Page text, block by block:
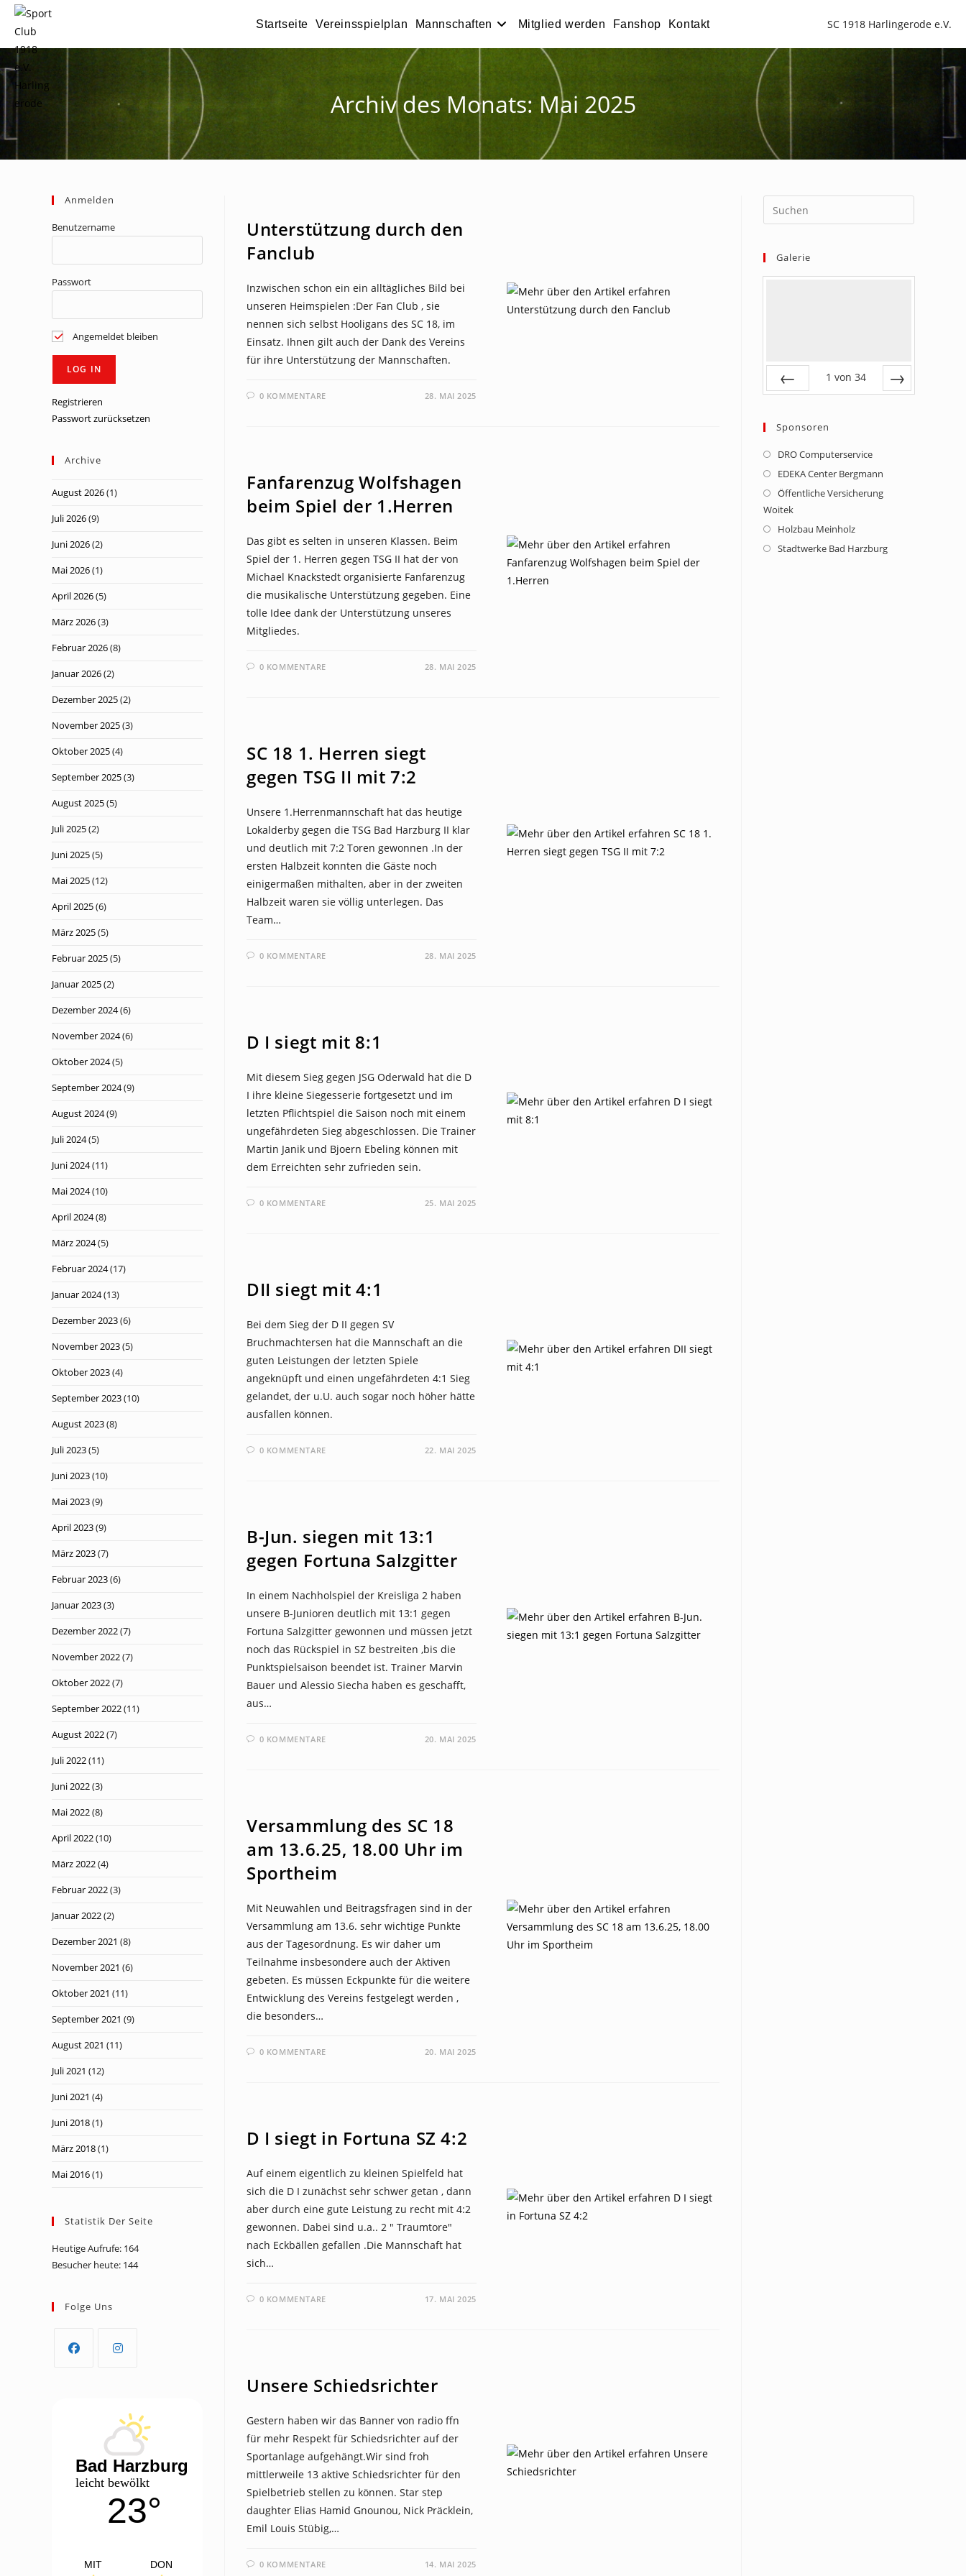
Zum
Inhalt
springen
SC 1918 Harlingerode e.V.
Startseite Vereinsspielplan Mannschaften Mitglied werden Fanshop Kontakt
Archiv des Monats: Mai 2025
Unterstützung durch den
Fanclub
Inzwischen schon ein ein alltägliches Bild bei
unseren Heimspielen :Der Fan Club , sie
nennen sich selbst Hooligans des SC 18, im
Einsatz. Ihnen gilt auch der Dank des Vereins
für ihre Unterstützung der Mannschaften.
0 KOMMENTARE 28. MAI 2025
Fanfarenzug Wolfshagen
beim Spiel der 1.Herren
Das gibt es selten in unseren Klassen. Beim
Spiel der 1. Herren gegen TSG II hat der von
Michael Knackstedt organisierte Fanfarenzug
die musikalische Unterstützung gegeben. Eine
tolle Idee dank der Unterstützung unseres
Mitgliedes.
0 KOMMENTARE 28. MAI 2025
SC 18 1. Herren siegt
gegen TSG II mit 7:2
Unsere 1.Herrenmannschaft hat das heutige
Lokalderby gegen die TSG Bad Harzburg II klar
und deutlich mit 7:2 Toren gewonnen .In der
ersten Halbzeit konnten die Gäste noch
einigermaßen mithalten, aber in der zweiten
Halbzeit waren sie völlig unterlegen. Das
Team…
0 KOMMENTARE 28. MAI 2025
D I siegt mit 8:1
Mit diesem Sieg gegen JSG Oderwald hat die D
I ihre kleine Siegesserie fortgesetzt und im
letzten Pflichtspiel die Saison noch mit einem
ungefährdeten Sieg abgeschlossen. Die Trainer
Martin Janik und Bjoern Ebeling können mit
dem Erreichten sehr zufrieden sein.
0 KOMMENTARE 25. MAI 2025
DII siegt mit 4:1
Bei dem Sieg der D II gegen SV
Bruchmachtersen hat die Mannschaft an die
guten Leistungen der letzten Spiele
angeknüpft und einen ungefährdeten 4:1 Sieg
gelandet, der u.U. auch sogar noch höher hätte
ausfallen können.
0 KOMMENTARE 22. MAI 2025
B-Jun. siegen mit 13:1
gegen Fortuna Salzgitter
In einem Nachholspiel der Kreisliga 2 haben
unsere B-Junioren deutlich mit 13:1 gegen
Fortuna Salzgitter gewonnen und müssen jetzt
noch das Rückspiel in SZ bestreiten ,bis die
Punktspielsaison beendet ist. Trainer Marvin
Bauer und Alessio Siecha haben es geschafft,
aus…
0 KOMMENTARE 20. MAI 2025
Versammlung des SC 18
am 13.6.25, 18.00 Uhr im
Sportheim
Mit Neuwahlen und Beitragsfragen sind in der
Versammlung am 13.6. sehr wichtige Punkte
aus der Tagesordnung. Es wir daher um
Teilnahme insbesondere auch der Aktiven
gebeten. Es müssen Eckpunkte für die weitere
Entwicklung des Vereins festgelegt werden ,
die besonders…
0 KOMMENTARE 20. MAI 2025
D I siegt in Fortuna SZ 4:2
Auf einem eigentlich zu kleinen Spielfeld hat
sich die D I zunächst sehr schwer getan , dann
aber durch eine gute Leistung zu recht mit 4:2
gewonnen. Dabei sind u.a.. 2 " Traumtore"
nach Eckbällen gefallen .Die Mannschaft hat
sich…
0 KOMMENTARE 17. MAI 2025
Unsere Schiedsrichter
Gestern haben wir das Banner von radio ffn
für mehr Respekt für Schiedsrichter auf der
Sportanlage aufgehängt.Wir sind froh
mittlerweile 13 aktive Schiedsrichter für den
Spielbetrieb stellen zu können. Star step
daughter Elias Hamid Gnounou, Nick Präcklein,
Emil Louis Stübig,…
0 KOMMENTARE 14. MAI 2025
Anmelden
Benutzername
Passwort
Angemeldet bleiben
Registrieren
Passwort zurücksetzen
Archive
August 2026(1)
Juli 2026(9)
Juni 2026(2)
Mai 2026(1)
April 2026(5)
März 2026(3)
Februar 2026(8)
Januar 2026(2)
Dezember 2025(2)
November 2025(3)
Oktober 2025(4)
September 2025(3)
August 2025(5)
Juli 2025(2)
Juni 2025(5)
Mai 2025(12)
April 2025(6)
März 2025(5)
Februar 2025(5)
Januar 2025(2)
Dezember 2024(6)
November 2024(6)
Oktober 2024(5)
September 2024(9)
August 2024(9)
Juli 2024(5)
Juni 2024(11)
Mai 2024(10)
April 2024(8)
März 2024(5)
Februar 2024(17)
Januar 2024(13)
Dezember 2023(6)
November 2023(5)
Oktober 2023(4)
September 2023(10)
August 2023(8)
Juli 2023(5)
Juni 2023(10)
Mai 2023(9)
April 2023(9)
März 2023(7)
Februar 2023(6)
Januar 2023(3)
Dezember 2022(7)
November 2022(7)
Oktober 2022(7)
September 2022(11)
August 2022(7)
Juli 2022(11)
Juni 2022(3)
Mai 2022(8)
April 2022(10)
März 2022(4)
Februar 2022(3)
Januar 2022(2)
Dezember 2021 (8)
November 2021 (6)
Oktober 2021 (11)
September 2021 (9)
August 2021 (11)
Juli 2021 (12)
Juni 2021 (4)
Juni 2018(1)
März 2018(1)
Mai 2016(1)
Statistik Der Seite
Heutige Aufrufe: 164
Besucher heute: 144
Folge Uns
new
tab
Bad Harzburg
leicht bewölkt
23°
MIT DON
Galerie
1 von 34
Sponsoren
DRO ComputerserviceOpens
in
a
EDEKA Center Bergmann
in
tab
Öffentliche Versicherung
Woitek
Holzbau MeinholzOpens
in
Stadtwerke Bad HarzburgOpens